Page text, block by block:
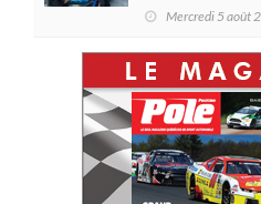
Mercredi 5 août